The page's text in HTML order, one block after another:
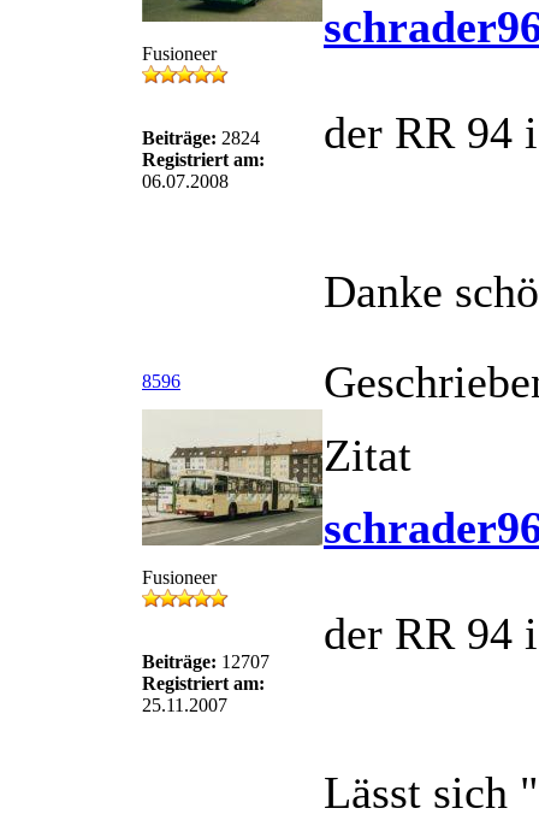
Fusioneer
Beiträge: 2824
Registriert am:
06.07.2008
der RR 94
Danke
8596
Fusioneer
Beiträge: 12707
Registriert am:
25.11.2007
Zitat
der RR 94
Lässt sich